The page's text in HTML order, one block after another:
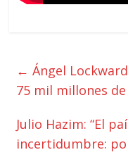
← Ángel
75 mil millones
Julio Hazim: “El
incertidumbre: